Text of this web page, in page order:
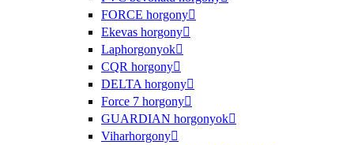
FORCE horgony
Ekevas horgony
Laphorgonyok
CQR horgony
DELTA horgony
Force 7 horgony
GUARDIAN horgonyok
Viharhorgony